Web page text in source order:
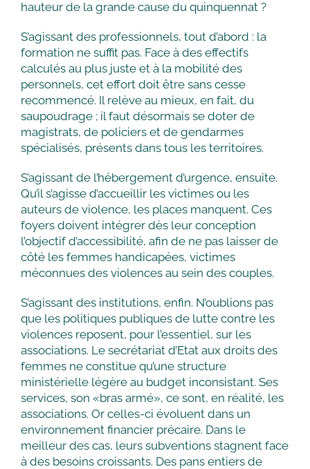
hauteur de la grande cause du quinquennat ?
S’agissant des professionnels, tout d’abord : la
formation ne suffit pas. Face à des effectifs
calculés au plus juste et à la mobilité des
personnels, cet effort doit être sans cesse
recommencé. Il relève au mieux, en fait, du
saupoudrage ; il faut désormais se doter de
magistrats, de policiers et de gendarmes
spécialisés, présents dans tous les territoires.
S’agissant de l’hébergement d’urgence, ensuite.
Qu’il s’agisse d’accueillir les victimes ou les
auteurs de violence, les places manquent. Ces
foyers doivent intégrer dès leur conception
l’objectif d’accessibilité, afin de ne pas laisser de
côté les femmes handicapées, victimes
méconnues des violences au sein des couples.
S’agissant des institutions, enfin. N’oublions pas
que les politiques publiques de lutte contre les
violences reposent, pour l’essentiel, sur les
associations. Le secrétariat d’Etat aux droits des
femmes ne constitue qu’une structure
ministérielle légère au budget inconsistant. Ses
services, son «bras armé», ce sont, en réalité, les
associations. Or celles-ci évoluent dans un
environnement financier précaire. Dans le
meilleur des cas, leurs subventions stagnent face
à des besoins croissants. Des pans entiers de